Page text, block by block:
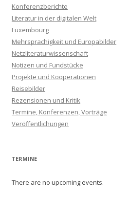
Konferenzberichte
Literatur in der digitalen Welt
Luxembourg
Mehrsprachigkeit und Europabilder
Netzliteraturwissenschaft
Notizen und Fundstücke
Projekte und Kooperationen
Reisebilder
Rezensionen und Kritik
Termine, Konferenzen, Vorträge
Veröffentlichungen
TERMINE
There are no upcoming events.